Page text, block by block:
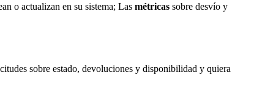
o actualizan en su sistema; Las métricas sobre desvío y
sobre estado, devoluciones y disponibilidad y quiera